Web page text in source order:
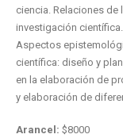
ciencia. Relaciones
investigación
Aspectos
científica: diseño y
en la elaboración de
y elaboración de
Arancel: $8000